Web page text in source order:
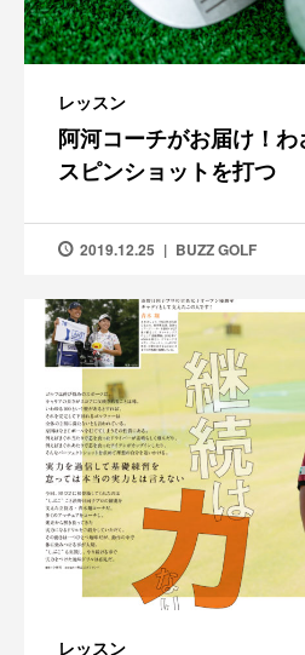
レッスン
阿河コーチがお届け！
スピンショットを打つ
2019.12.25 BUZZ GOLF
レッスン